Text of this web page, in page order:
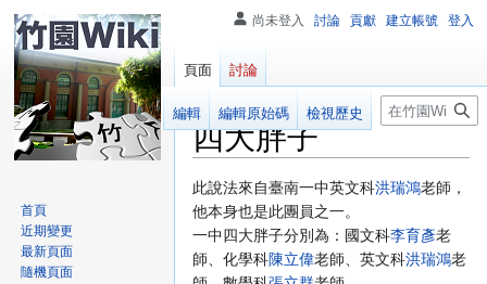
四大胖子
跳
至
導
覽
跳
至
搜
尋
此說法來自臺南一中英文科洪瑞鴻老師，
他本身也是此團員之一。
一中四大胖子分別為：國文科李育彥老
師、化學科陳立偉老師、英文科洪瑞鴻老
尚未登入 討論 貢獻 建立帳號 登入
頁面 討論
閱讀 編輯 編輯原始碼 檢視歷史
搜
首頁
近期變更
最新頁面
隨機頁面